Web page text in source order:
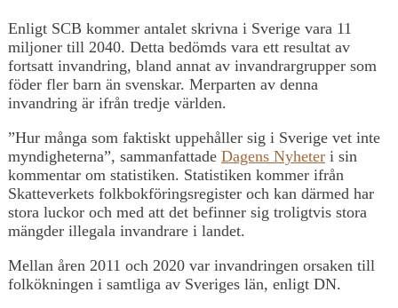
Enligt SCB kommer antalet skrivna i Sverige vara 11
miljoner till 2040. Detta bedömds vara ett resultat av
fortsatt invandring, bland annat av invandrargrupper som
föder fler barn än svenskar. Merparten av denna
invandring är ifrån tredje världen.
”Hur många som faktiskt uppehåller sig i Sverige vet inte
myndigheterna”, sammanfattade Dagens Nyheter i sin
kommentar om statistiken. Statistiken kommer ifrån
Skatteverkets folkbokföringsregister och kan därmed har
stora luckor och med att det befinner sig troligtvis stora
mängder illegala invandrare i landet.
Mellan åren 2011 och 2020 var invandringen orsaken till
folkökningen i samtliga av Sveriges län, enligt DN.